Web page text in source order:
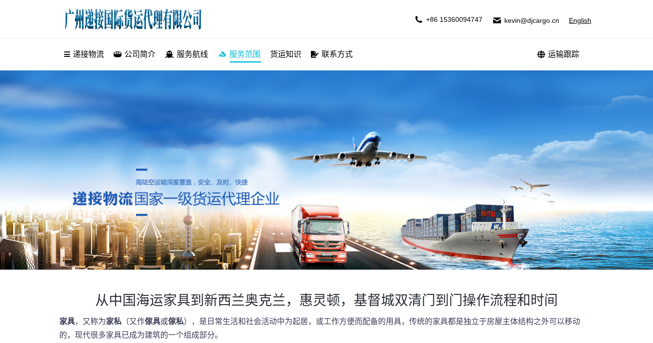
+86 15360094747 kevin@djcargo.cn English
递接物流 公司简介 服务航线 服务范围 货运知识 联系方式 运输跟踪
从中国海运家具到新西兰奥克兰，惠灵顿，基督城双清门到门操作流程和时间
家具，又称为家私 （又作傢具或傢私），是日常生活和社会活动中为起居，或工作方便而配备的用具，传统的家具都是独立于房屋主体结构之外可以移动
的，现代很多家具已成为建筑的一个组成部分。
递接物流 联系方式 运输跟踪